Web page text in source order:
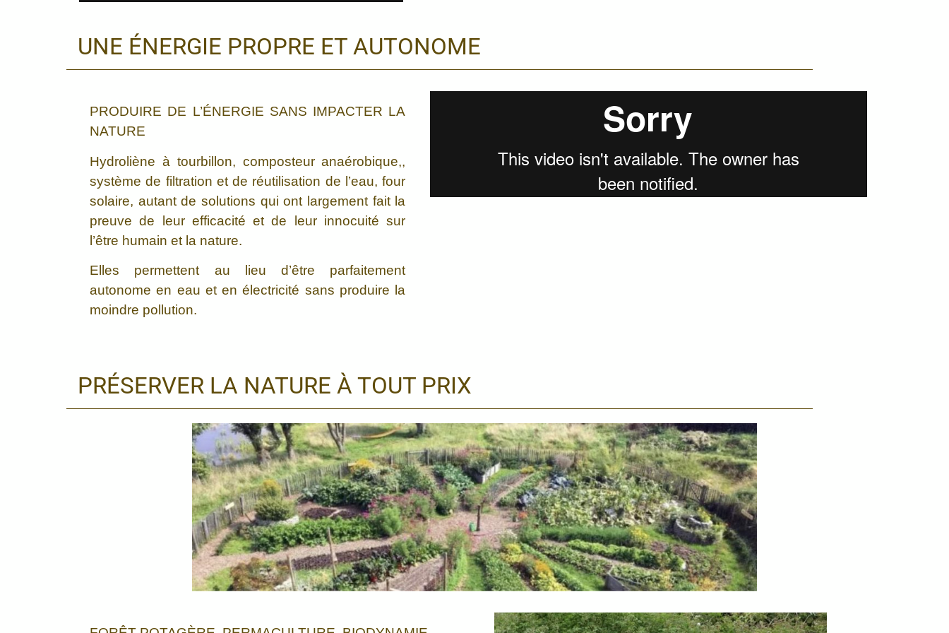
UNE ÉNERGIE PROPRE ET AUTONOME
PRODUIRE DE L’ÉNERGIE SANS IMPACTER LA
NATURE
Hydroliène à tourbillon, composteur anaérobique,,
système de filtration et de réutilisation de l’eau, four
solaire, autant de solutions qui ont largement fait la
preuve de leur efficacité et de leur innocuité sur
l’être humain et la nature.
Elles permettent au lieu d’être parfaitement
autonome en eau et en électricité sans produire la
moindre pollution.
PRÉSERVER LA NATURE À TOUT PRIX